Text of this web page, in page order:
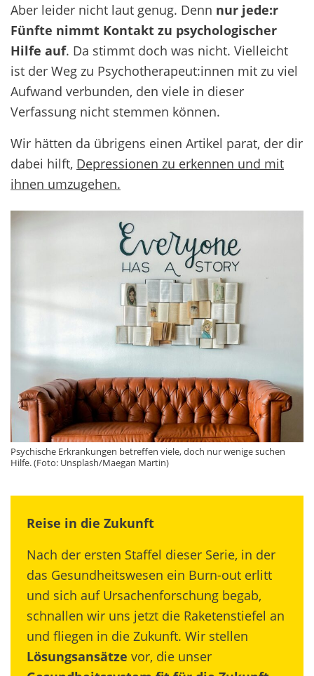
Aber leider nicht laut genug. Denn nur jede:r
Fünfte nimmt Kontakt zu psychologischer
Hilfe auf. Da stimmt doch was nicht. Vielleicht
ist der Weg zu Psychotherapeut:innen mit zu viel
Aufwand verbunden, den viele in dieser
Verfassung nicht stemmen können.
Wir hätten da übrigens einen Artikel parat, der dir
dabei hilft, Depressionen zu erkennen und mit
ihnen umzugehen.
Psychische Erkrankungen betreffen viele, doch nur wenige suchen
Hilfe. (Foto: Unsplash/Maegan Martin)
Reise in die Zukunft
Nach der ersten Staffel dieser Serie, in der
das Gesundheitswesen ein Burn-out erlitt
und sich auf Ursachenforschung begab,
schnallen wir uns jetzt die Raketenstiefel an
und fliegen in die Zukunft. Wir stellen
Lösungsansätze vor, die unser